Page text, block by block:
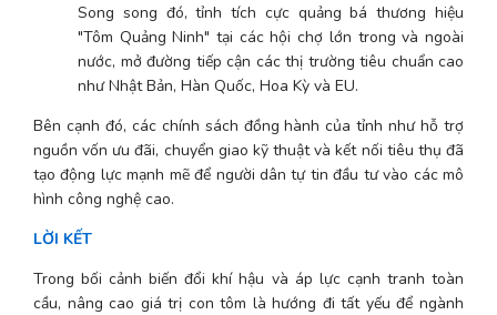
Song song đó, tỉnh tích cực quảng bá thương hiệu
"Tôm Quảng Ninh" tại các hội chợ lớn trong và ngoài
nước, mở đường tiếp cận các thị trường tiêu chuẩn cao
như Nhật Bản, Hàn Quốc, Hoa Kỳ và EU.
Bên cạnh đó, các chính sách đồng hành của tỉnh như hỗ trợ
nguồn vốn ưu đãi, chuyển giao kỹ thuật và kết nối tiêu thụ đã
tạo động lực mạnh mẽ để người dân tự tin đầu tư vào các mô
hình công nghệ cao.
LỜI KẾT
Trong bối cảnh biến đổi khí hậu và áp lực cạnh tranh toàn
cầu, nâng cao giá trị con tôm là hướng đi tất yếu để ngành